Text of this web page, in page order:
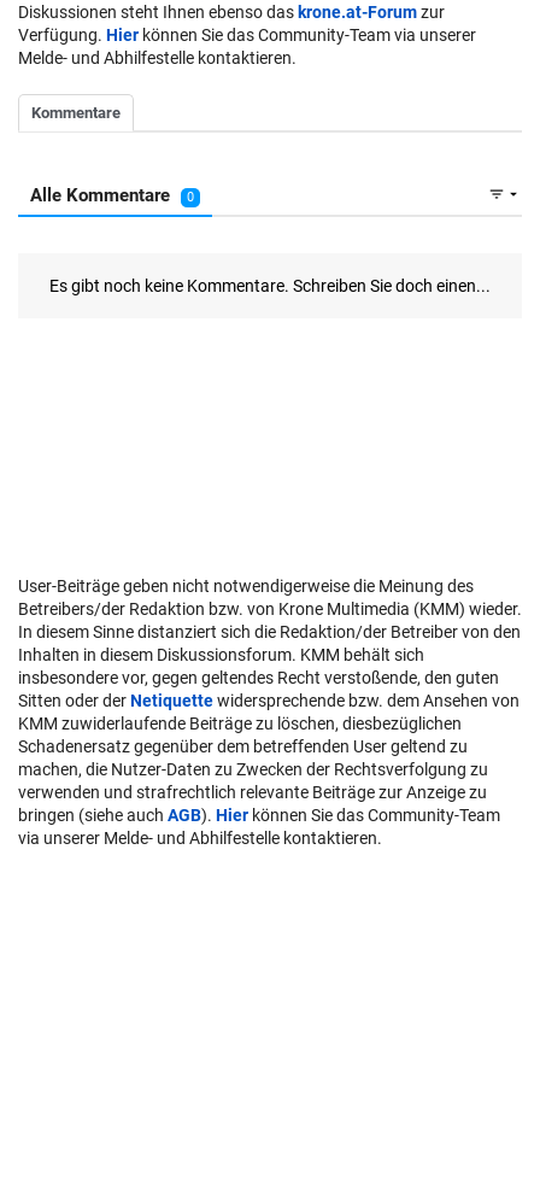
Diskussionen steht Ihnen ebenso das krone.at-Forumzur
Verfügung. Hier können Sie das Community-Team via unserer
Melde- und Abhilfestelle kontaktieren.
User-Beiträge geben nicht notwendigerweise die Meinung des
Betreibers/der Redaktion bzw. von Krone Multimedia (KMM) wieder.
In diesem Sinne distanziert sich die Redaktion/der Betreiber von den
Inhalten in diesem Diskussionsforum. KMM behält sich
insbesondere vor, gegen geltendes Recht verstoßende, den guten
Sitten oder derNetiquettewidersprechende bzw. dem Ansehen von
KMM zuwiderlaufende Beiträge zu löschen, diesbezüglichen
Schadenersatz gegenüber dem betreffenden User geltend zu
machen, die Nutzer-Daten zu Zwecken der Rechtsverfolgung zu
verwenden und strafrechtlich relevante Beiträge zur Anzeige zu
bringen (siehe auch AGB). Hier können Sie das Community-Team
via unserer Melde- und Abhilfestelle kontaktieren.